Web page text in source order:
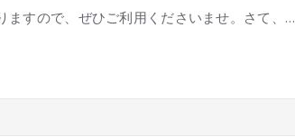
ますので、ぜひご利用くださいませ。さて、…